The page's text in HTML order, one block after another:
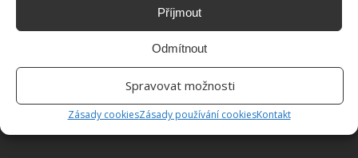
Příjmout
Odmítnout
Spravovat možnosti
Zásady cookiesZásady používání cookiesKontakt
Do redakce Bydlimeutulne.cz se
přidala během svých studií a práce
redaktorky ji tak nadchla, že se
rozhodla zůstat. Její v...[Více o
autorovi]